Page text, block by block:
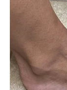
Poruka
Budite
Obilje